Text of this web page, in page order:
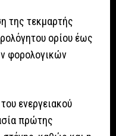
της τεκμαρτής
ορίου έως
φορολογικών
ενεργειακού
πρώτης